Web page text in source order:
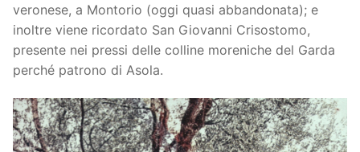
veronese, a Montorio (oggi quasi abbandonata); e
inoltre viene ricordato San Giovanni Crisostomo,
presente nei pressi delle colline moreniche del Garda
perché patrono di Asola.